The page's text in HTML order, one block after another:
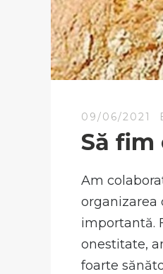
09/06/2021
Să fim
Am
organizarea
importantă.
onestitate,
foarte